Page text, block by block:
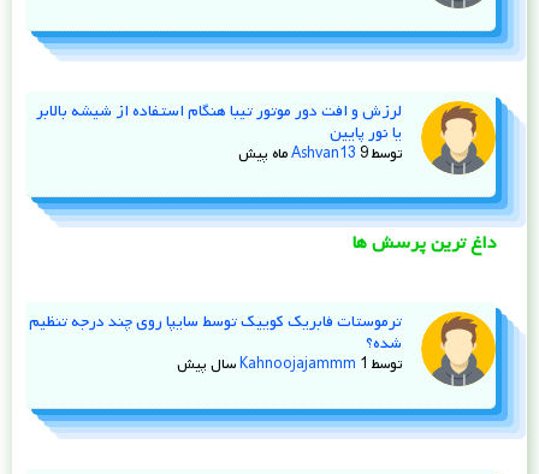
لرزش و افت دور موتور تیبا هنگام استفاده از شیشه‌ بالابر
یا نور پایین
توسط Ashvan13 9 ماه پیش
داغ ترین پرسش ها
ترموستات فابریک کوییک توسط سایپا روی چند درجه تنظیم
شده؟
توسط Kahnoojajammm 1 سال پیش